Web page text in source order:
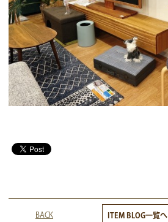
BACK ITEM BLOG一覧へ